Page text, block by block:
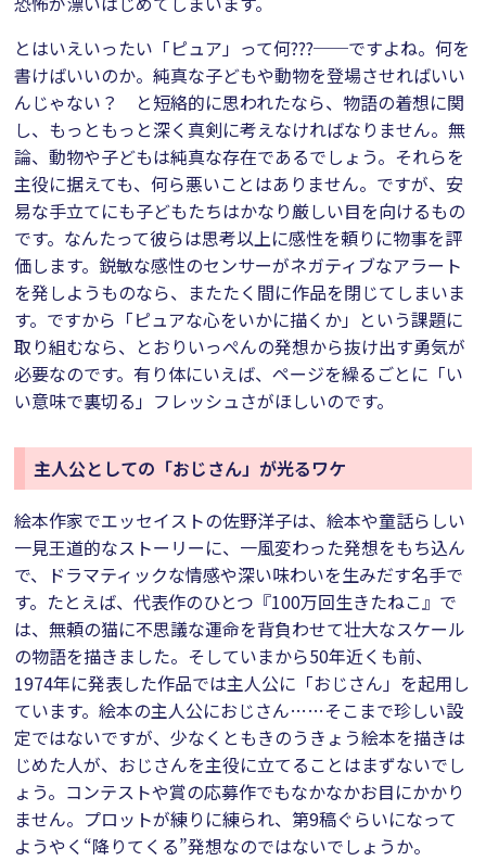
とはいえいったい「ピュア」って何???──ですよね。何を
書けばいいのか。純真な子どもや動物を登場させればいい
んじゃない？ と短絡的に思われたなら、物語の着想に関
し、もっともっと深く真剣に考えなければなりません。無
論、動物や子どもは純真な存在であるでしょう。それらを
主役に据えても、何ら悪いことはありません。ですが、安
易な手立てにも子どもたちはかなり厳しい目を向けるもの
です。なんたって彼らは思考以上に感性を頼りに物事を評
価します。鋭敏な感性のセンサーがネガティブなアラート
を発しようものなら、またたく間に作品を閉じてしまいま
す。ですから「ピュアな心をいかに描くか」という課題に
取り組むなら、とおりいっぺんの発想から抜け出す勇気が
必要なのです。有り体にいえば、ページを繰るごとに「い
い意味で裏切る」フレッシュさがほしいのです。
主人公としての「おじさん」が光るワケ
絵本作家でエッセイストの佐野洋子は、絵本や童話らしい
一見王道的なストーリーに、一風変わった発想をもち込ん
で、ドラマティックな情感や深い味わいを生みだす名手で
す。たとえば、代表作のひとつ『100万回生きたねこ』で
は、無頼の猫に不思議な運命を背負わせて壮大なスケール
の物語を描きました。そしていまから50年近くも前、
1974年に発表した作品では主人公に「おじさん」を起用し
ています。絵本の主人公におじさん……そこまで珍しい設
定ではないですが、少なくともきのうきょう絵本を描きは
じめた人が、おじさんを主役に立てることはまずないでし
ょう。コンテストや賞の応募作でもなかなかお目にかかり
ません。プロットが練りに練られ、第9稿ぐらいになって
ようやく“降りてくる”発想なのではないでしょうか。